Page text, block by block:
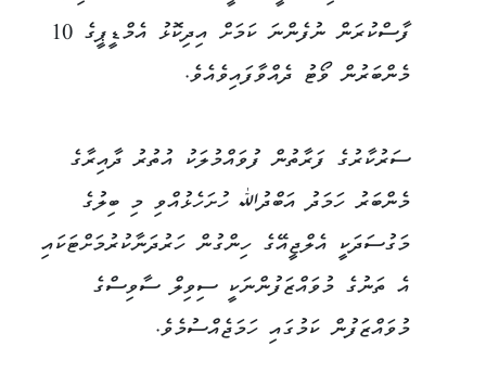
ފާސްކުރަން ނުފެންނަ ކަމަށް އިދިކޮޅު އެމްޑީޕީގެ 10
މެންބަރުން ވޯޓު ދެއްވާފައިވެއެވެ.
ސަރުކާރުގެ ފަރާތުން ފުވައްމުލަކު އުތުރު ދާއިރާގެ
މެންބަރު ހަމަދު އަބްދުﷲ ހުށަހެޅުއްވި މި ބިލުގެ
މަގުސަދަކީ އެލްޖީއޭގެ ހިންގުން ހަރުދަނާކުރުމަށްޓަކައި
އެ ތަނުގެ މުވައްޒަފުންނަކީ ސިވިލް ސާވިސްގެ
މުވައްޒަފުން ކަމުގައި ހަމަޖެއްސުމެވެ.